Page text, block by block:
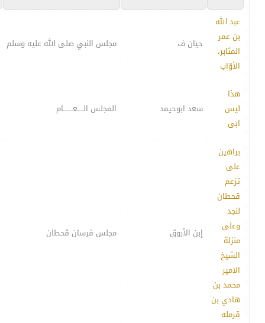
عبد الله
بن عمر
المثابر،
الأوّاب
حيان ف مجلس النبي صلى الله عليه وسلم
هذا
ليس
ابى
سعد ابوحيمد المجلس الـــــعــــــــام
براهين
على
تزعم
قحطان
لنجد
وعلى
منزلة
الشيخ
الامير
محمد بن
هادي بن
قرمله
إبن الأروق مجلس فرسان قحطان